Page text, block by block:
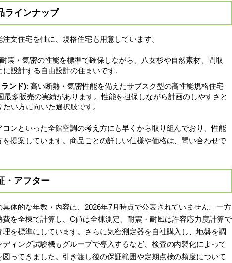
ラインナップ
文住宅を軸に、規格住宅も用意しています。
震・気密の性能を標準で確保しながら、八女杉や自然素材、間取
設計する自由設計の住まいです。
ンド): 高い断熱・気密性能を備えたサブスク型の高性能規格住宅
最多販売の実績があります。性能を担保しながら計画のしやすさと
い方に向いた選択肢です。
ンといった全館空調の考え方にも早くから取り組んでおり、性能
を提案しています。商品ごとの詳しい仕様や価格は、問い合わせで
・アフター
体的な年数・内容は、2026年7月時点で公表されていません。一方
を全棟で計算し、C値は全棟測定、耐震・耐風は許容応力度計算で
を標準にしています。さらに気密測定器を自社購入し、地盤を調
ィング試験機もグループで導入するなど、検査の内製化によって
ってきました。引き渡し後の保証範囲や定期点検の頻度について